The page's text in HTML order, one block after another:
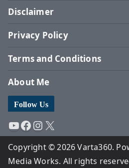
Disclaimer
Privacy Policy
Terms and Conditions
About Me
Follow Us
YouTube
Facebook
Instagram
X
Copyright © 2026 Varta360.
Media Works. All rights